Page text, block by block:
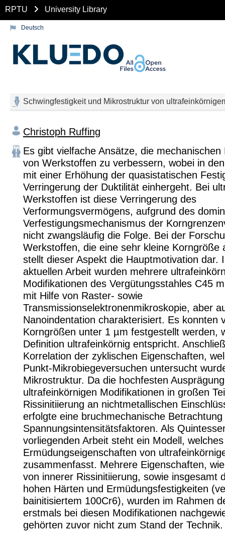
RPTU University Library
Deutsch
Schwingfestigkeit und Mikrostruktur von
Christoph Ruffing
Es gibt vielfache Ansätze, die mechanischen
von Werkstoffen zu verbessern, wobei in
mit einer Erhöhung der quasistatischen
Verringerung der Duktilität einhergeht. Bei
Werkstoffen ist diese Verringerung des
Verformungsvermögens, aufgrund des
Verfestigungsmechanismus der
nicht zwangsläufig die Folge. Bei der
Werkstoffen, die eine sehr kleine Korngröße
stellt dieser Aspekt die Hauptmotivation dar.
aktuellen Arbeit wurden mehrere
Modifikationen des Vergütungsstahles C45
mit Hilfe von Raster- sowie
Transmissionselektronenmikroskopie, aber
Nanoindentation charakterisiert. Es konnten
Korngrößen unter 1 µm festgestellt werden,
Definition ultrafeinkörnig entspricht.
Korrelation der zyklischen Eigenschaften,
Punkt-Mikrobiegeversuchen untersucht
Mikrostruktur. Da die hochfesten
ultrafeinkörnigen Modifikationen in großen
Rissinitiierung an nichtmetallischen
erfolgte eine bruchmechanische
Spannungsintensitätsfaktoren. Als
vorliegenden Arbeit steht ein Modell,
Ermüdungseigenschaften von
zusammenfasst. Mehrere Eigenschaften,
von innerer Rissinitiierung, sowie insgesamt
hohen Härten und Ermüdungsfestigkeiten
bainitisiertem 100Cr6), wurden im Rahmen
erstmals bei diesen Modifikationen
gehörten zuvor nicht zum Stand der Technik.